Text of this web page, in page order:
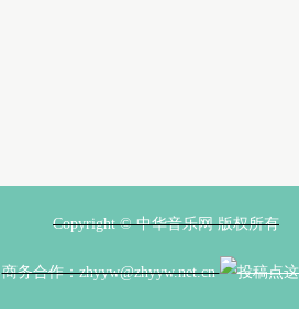
Copyright © 中华音乐网 版权所有
商务合作：zhyyw@zhyyw.net.cn